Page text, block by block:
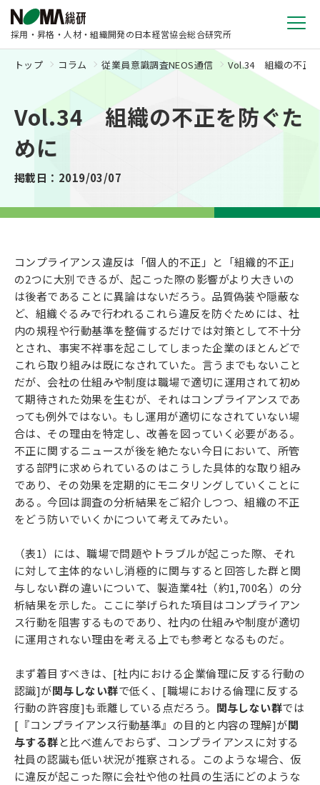
採用・昇格・人材・組織開発の日本経営協会総合研究所
トップ コラム 従業員意識調査NEOS通信 Vol.34 組織の不正
Vol.34 組織の不正を防ぐた
めに
掲載日：2019/03/07
コンプライアンス違反は「個人的不正」と「組織的不正」
の2つに大別できるが、起こった際の影響がより大きいの
は後者であることに異論はないだろう。品質偽装や隠蔽な
ど、組織ぐるみで行われるこれら違反を防ぐためには、社
内の規程や行動基準を整備するだけでは対策として不十分
とされ、事実不祥事を起こしてしまった企業のほとんどで
これら取り組みは既になされていた。言うまでもないこと
だが、会社の仕組みや制度は職場で適切に運用されて初め
て期待された効果を生むが、それはコンプライアンスであ
っても例外ではない。もし運用が適切になされていない場
合は、その理由を特定し、改善を図っていく必要がある。
不正に関するニュースが後を絶たない今日において、所管
する部門に求められているのはこうした具体的な取り組み
であり、その効果を定期的にモニタリングしていくことに
ある。今回は調査の分析結果をご紹介しつつ、組織の不正
をどう防いでいくかについて考えてみたい。
（表1）には、職場で問題やトラブルが起こった際、それ
に対して主体的ないし消極的に関与すると回答した群と関
与しない群の違いについて、製造業4社（約1,700名）の分
析結果を示した。ここに挙げられた項目はコンプライアン
ス行動を阻害するものであり、社内の仕組みや制度が適切
に運用されない理由を考える上でも参考となるものだ。
まず着目すべきは、[社内における企業倫理に反する行動の
認識]が関与しない群で低く、[職場における倫理に反する
行動の許容度]も乖離している点だろう。 関与しない群では
[『コンプライアンス行動基準』の目的と内容の理解]が関
与する群と比べ進んでおらず、コンプライアンスに対する
社員の認識も低い状況が推察される。このような場合、仮
に違反が起こった際に会社や他の社員の生活にどのような